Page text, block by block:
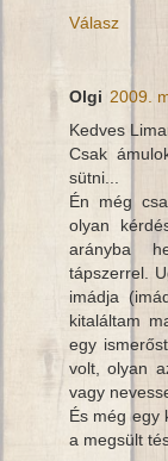
Válasz
Olgi 2009.
Kedves
Csak
sütni...
Én még
olyan
arányba
tápszerrel.
imádja
kitaláltam
egy
volt, olyan
vagy
És még egy
a megsült